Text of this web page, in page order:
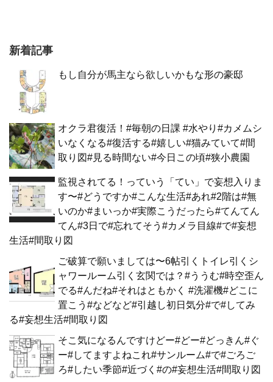
新着記事
もし自分が馬主なら欲しいかもな形の豪邸
オクラ君復活！#毎朝の日課 #水やり#カメムシ
いなくなる#復活する#嬉しい#猫みていて#間
取り図#見る時間ない#今日この頃#狭小農園
監視されてる！っていう「てい」で妄想入りま
す〜#どうですか#こんな生活#あれ#2階は#無
いのか#まいっか#実際こうだったら#てんてん
てん#3日で#忘れてそう#カメラ目線#で#妄想
生活#間取り図
ご破算で願いましては〜6帖引くトイレ引くシ
ャワールーム引く玄関では？#ううむ#時空歪ん
でる#んだね#それはともかく #洗濯機#どこに
置こう#などなど#引越し初日気分#で#してみ
る#妄想生活#間取り図
そこ気になるんですけどー#どー#どっきん#ぐ
ー#してますよねこれ#サンルーム#で#ごろご
ろ#したい季節#近づく#の#妄想生活#間取り図